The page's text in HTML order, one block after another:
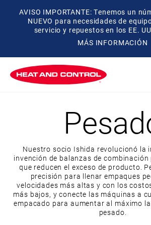
AVISO IMPORTANTE: Tenemos un
NUEVO para necesidades de
servicio y repuestos en los EE.
MÁS INFORMACIÓN
Nuestro socio Ishida revolucionó la
invención de balanzas de
que reducen el exceso de producto.
precisión para llenar empaques
velocidades más altas y con los
más bajos, y conecte las máquinas a
empacado para aumentar al máximo
pesado.